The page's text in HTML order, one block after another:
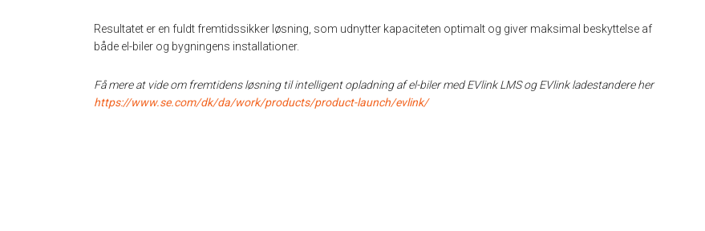
Resultatet er en fuldt fremtidssikker løsning, som udnytter kapaciteten optimalt og giver maksimal beskyttelse af
både el-biler og bygningens installationer.
Få mere at vide om fremtidens løsning til intelligent opladning af el-biler med EVlink LMS og EVlink ladestandere her
https://www.se.com/dk/da/work/products/product-launch/evlink/